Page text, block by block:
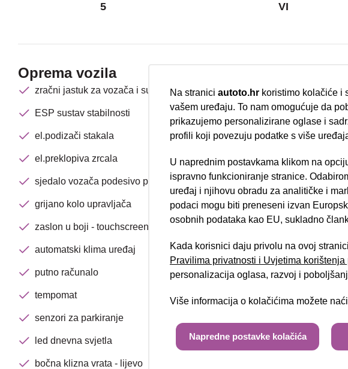
5 VI
Oprema vozila
zračni jastuk za vozača i suvozača ABS
ESP sustav stabilnosti
el.podizači stakala
el.preklopiva zrcala treće
sjedalo vozača podesivo po visini grijanje
grijano kolo upravljača grijano
zaslon u boji - touchscreen
automatski klima uređaj
putno računalo
tempomat
senzori za parkiranje
led dnevna svjetla
bočna klizna vrata - lijevo
Nova lokacija -
Na stranici autoto.hr koristimo kolačiće i
vašem uređaju. To nam omogućuje da
prikazujemo personalizirane oglase i
profili koji povezuju podatke s više
U naprednim postavkama klikom na
ispravno funkcioniranje stranice.
uređaj i njihovu obradu za analitičke i
podaci mogu biti preneseni izvan
osobnih podataka kao EU, sukladno
Kada korisnici daju privolu na ovoj
Pravilima privatnosti i Uvjetima korištenja
personalizacija oglasa, razvoj i
Više informacija o kolačićima možete naći
Napredne postavke kolačića